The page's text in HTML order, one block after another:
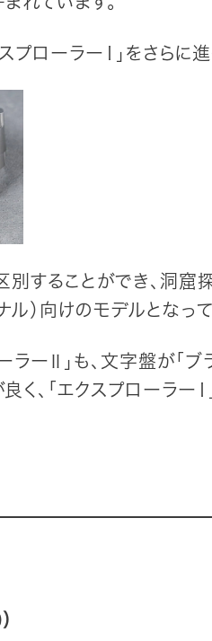
スプローラーⅠ」をさら
別することができ、洞
ル）向けのモデルとなって
ラーⅡ」も、文字盤が「ブ
、「エクスプローラー